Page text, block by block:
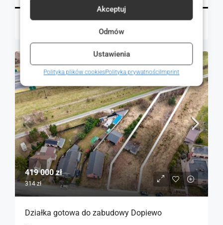
Akceptuj
Odmów
Ustawienia
Polityka plików cookiesPolityka prywatnościImprint
NA SPRZEDAŻ RYNEK WTÓRNY
419 000 zł
314 zł
Działka gotowa do zabudowy Dopiewo